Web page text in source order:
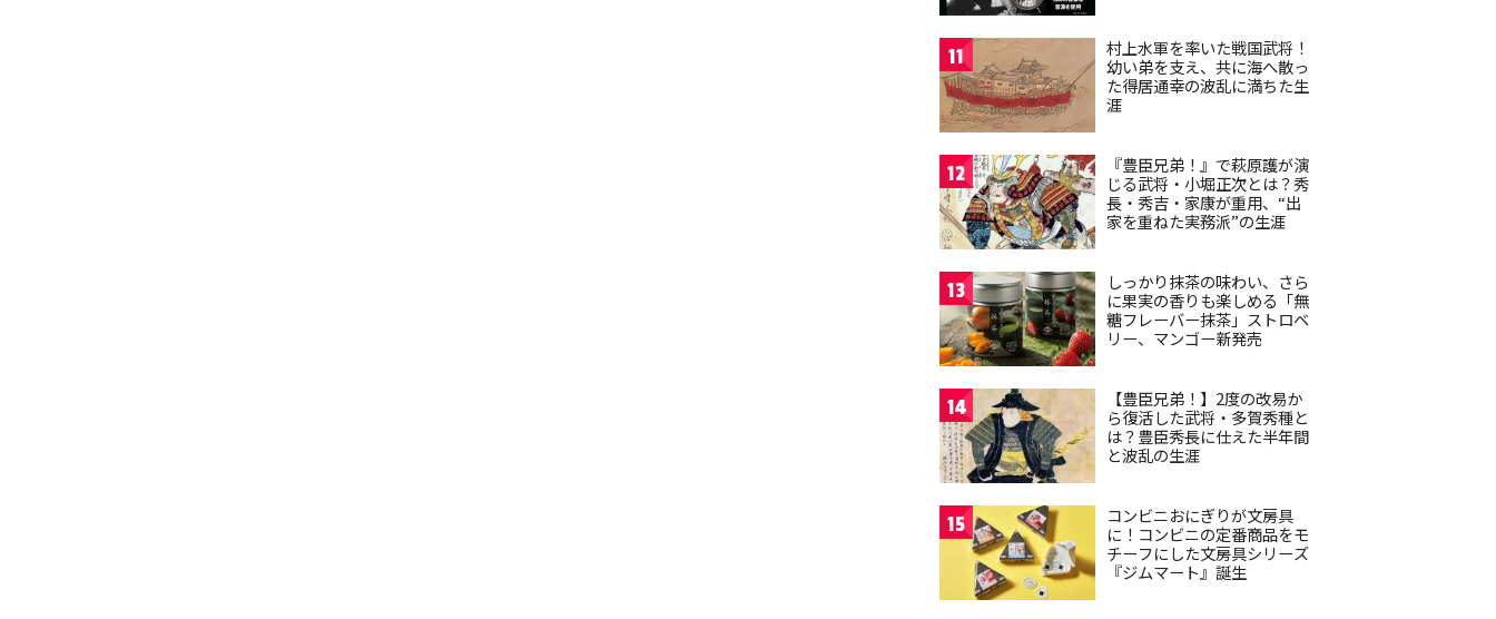
11
村上水軍を率いた戦国武将！
幼い弟を支え、共に海へ散っ
た得居通幸の波乱に満ちた生
涯
12
『豊臣兄弟！』で萩原護が演
じる武将・小堀正次とは？秀
長・秀吉・家康が重用、“出
家を重ねた実務派”の生涯
13
しっかり抹茶の味わい、さら
に果実の香りも楽しめる「無
糖フレーバー抹茶」ストロベ
リー、マンゴー新発売
14
【豊臣兄弟！】2度の改易か
ら復活した武将・多賀秀種と
は？豊臣秀長に仕えた半年間
と波乱の生涯
15
コンビニおにぎりが文房具
に！コンビニの定番商品をモ
チーフにした文房具シリーズ
『ジムマート』誕生